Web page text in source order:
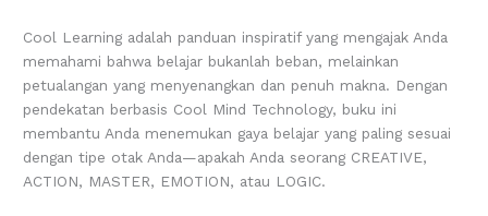
Cool Learning adalah panduan inspiratif yang mengajak Anda
memahami bahwa belajar bukanlah beban, melainkan
petualangan yang menyenangkan dan penuh makna. Dengan
pendekatan berbasis Cool Mind Technology, buku ini
membantu Anda menemukan gaya belajar yang paling sesuai
dengan tipe otak Anda—apakah Anda seorang CREATIVE,
ACTION, MASTER, EMOTION, atau LOGIC.